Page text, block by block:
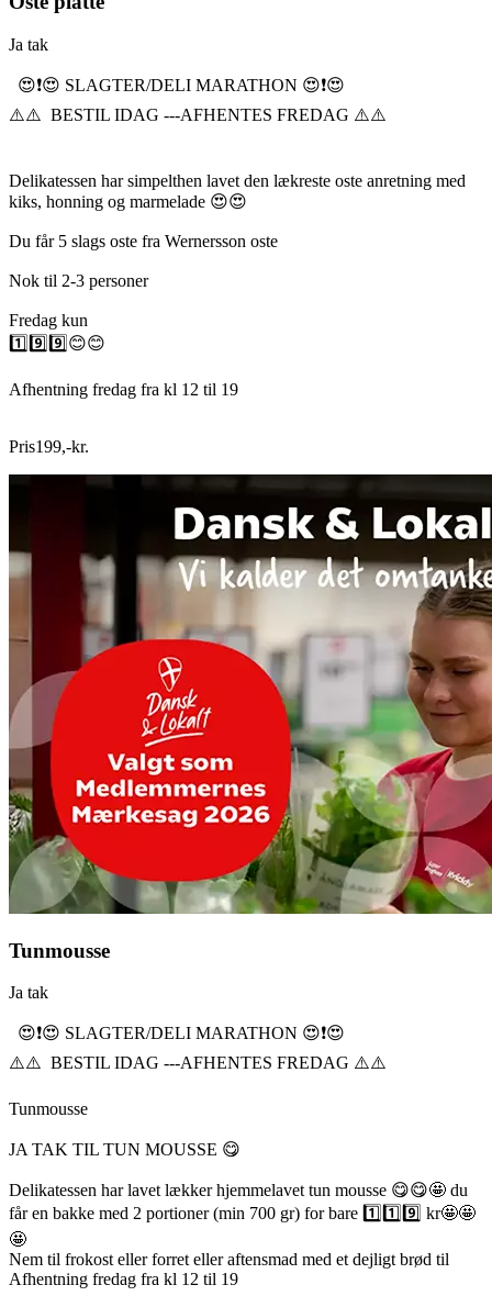
Ja tak
😍❗️😍 SLAGTER/DELI MARATHON 😍❗️😍
⚠️⚠️ BESTIL IDAG ---AFHENTES FREDAG ⚠️⚠️
Delikatessen har simpelthen lavet den lækreste oste anretning med
kiks, honning og marmelade 😍😍
Du får 5 slags oste fra Wernersson oste
Nok til 2-3 personer
Fredag kun
1️⃣9️⃣9️⃣😊😊
Afhentning fredag fra kl 12 til 19
Pris199,-kr.
Tunmousse
Ja tak
😍❗️😍 SLAGTER/DELI MARATHON 😍❗️😍
⚠️⚠️ BESTIL IDAG ---AFHENTES FREDAG ⚠️⚠️
Tunmousse
JA TAK TIL TUN MOUSSE 😋
Delikatessen har lavet lækker hjemmelavet tun mousse 😋😋🤩 du
får en bakke med 2 portioner (min 700 gr) for bare 1️⃣1️⃣9️⃣ kr🤩🤩
🤩
Nem til frokost eller forret eller aftensmad med et dejligt brød til
Afhentning fredag fra kl 12 til 19